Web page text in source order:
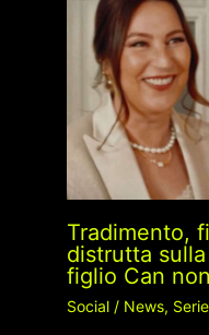
Tradimento,
distrutta
figlio Can
Social/ News,